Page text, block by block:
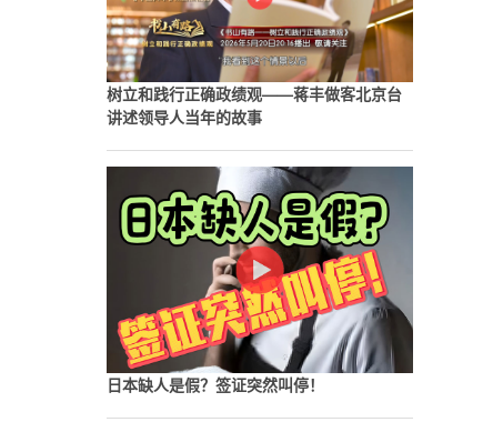
树立和践行正确政绩观——蒋丰做客北京台
讲述领导人当年的故事
日本缺人是假？签证突然叫停！